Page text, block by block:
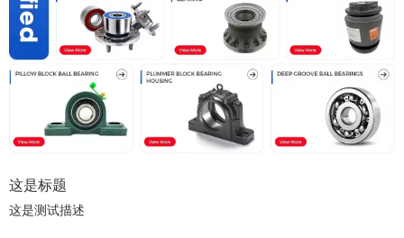
这是标题
这是测试描述